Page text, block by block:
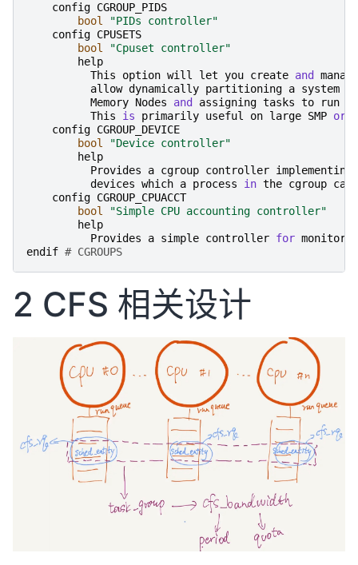
config CGROUP_PIDS
bool
"PIDs controller"
config CPUSETS
bool
"Cpuset controller"
help
This
option will let you create and
manage
allow dynamically partitioning a system
Memory Nodes and assigning tasks to run
This
is primarily useful on large SMP or
config CGROUP_DEVICE
bool
"Device controller"
help
Provides
a cgroup controller implementing
devices which a process in the cgroup can
config CGROUP_CPUACCT
bool
"Simple CPU accounting controller"
help
Provides
a simple controller for
endif # CGROUPS
2 CFS 相关设计